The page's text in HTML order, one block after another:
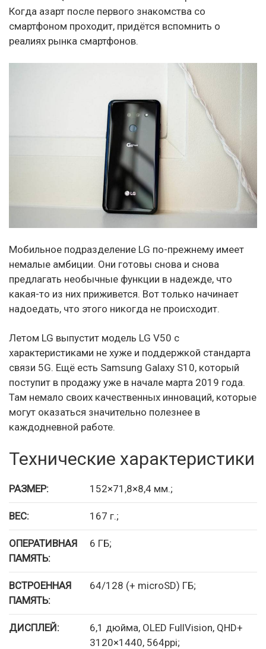
Когда азарт после первого знакомства со
смартфоном проходит, придётся вспомнить о
реалиях рынка смартфонов.
Мобильное подразделение LG по-прежнему имеет
немалые амбиции. Они готовы снова и снова
предлагать необычные функции в надежде, что
какая-то из них приживется. Вот только начинает
надоедать, что этого никогда не происходит.
Летом LG выпустит модель LG V50 с
характеристиками не хуже и поддержкой стандарта
связи 5G. Ещё есть Samsung Galaxy S10, который
поступит в продажу уже в начале марта 2019 года.
Там немало своих качественных инноваций, которые
могут оказаться значительно полезнее в
каждодневной работе.
Технические характеристики
РАЗМЕР: 152×71,8×8,4 мм.;
ВЕС: 167 г.;
ОПЕРАТИВНАЯ
ПАМЯТЬ:
6 ГБ;
ВСТРОЕННАЯ
ПАМЯТЬ:
64/128 (+ microSD) ГБ;
ДИСПЛЕЙ:
6,1 дюйма, OLED FullVision, QHD+
3120×1440, 564ppi;